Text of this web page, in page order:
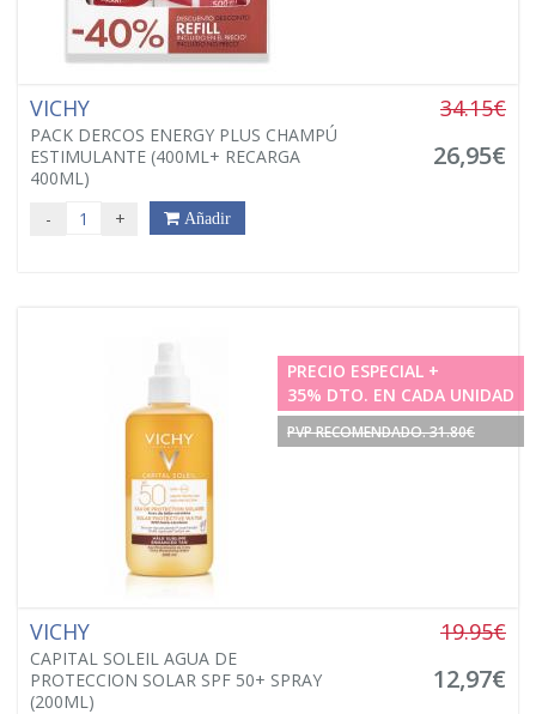
VICHY
PACK DERCOS ENERGY PLUS CHAMPÚ
ESTIMULANTE (400ML+ RECARGA
400ML)
34.15€
26,95€
- + Añadir
PRECIO ESPECIAL +
35% DTO. EN CADA UNIDAD
PVP RECOMENDADO. 31.80€
VICHY
CAPITAL SOLEIL AGUA DE
PROTECCION SOLAR SPF 50+ SPRAY
(200ML)
19.95€
12,97€